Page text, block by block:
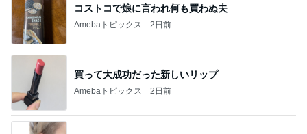
コストコで娘に言われ何も買わぬ夫
Amebaトピックス 2日前
買って大成功だった新しいリップ
Amebaトピックス 2日前